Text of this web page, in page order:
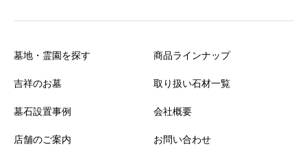
墓地・霊園を探す
吉祥のお墓
墓石設置事例
店舗のご案内
商品ラインナップ
取り扱い石材一覧
会社概要
お問い合わせ